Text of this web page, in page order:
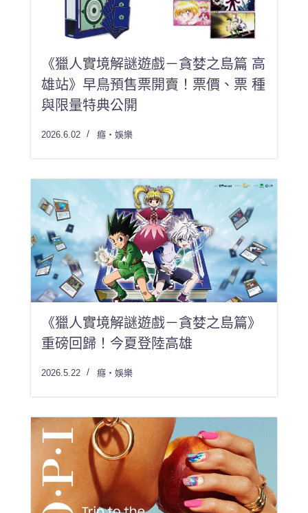
《獵人實境解謎遊戲－貪婪之島篇 高
雄站》早鳥預售票開賣！票價、票 種
與限量特典公開
2026.6.02 癮・娛樂
《獵人實境解謎遊戲－貪婪之島篇》
重磅回歸！今夏登陸高雄
2026.5.22 癮・娛樂